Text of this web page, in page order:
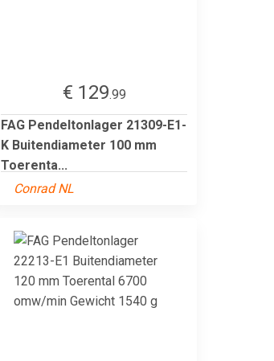
€ 129.99
FAG Pendeltonlager 21309-E1-
K Buitendiameter 100 mm
Toerenta...
Conrad NL